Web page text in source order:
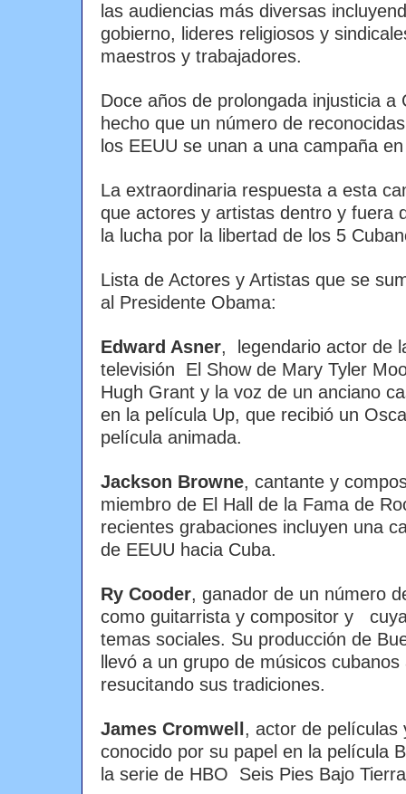
las audiencias más diversas
gobierno, lideres religiosos y
maestros y trabajadores.
Doce años de prolongada injusticia a
hecho que un número de
los EEUU se unan a una campaña
La extraordinaria respuesta a esta
que actores y artistas dentro y
la lucha por la libertad de los 5
Lista de Actores y Artistas que se
al Presidente Obama:
Edward Asner, legendario actor de
televisión El Show de Mary Tyler
Hugh Grant y la voz de un anciano
en la película Up, que recibió un
película animada.
Jackson Browne, cantante y
miembro de El Hall de la Fama de
recientes grabaciones incluyen una
de EEUU hacia Cuba.
Ry Cooder, ganador de un número
como guitarrista y compositor y
temas sociales. Su producción de
llevó a un grupo de músicos
resucitando sus tradiciones.
James Cromwell , actor de películas
conocido por su papel en la película
la serie de HBO Seis Pies Bajo